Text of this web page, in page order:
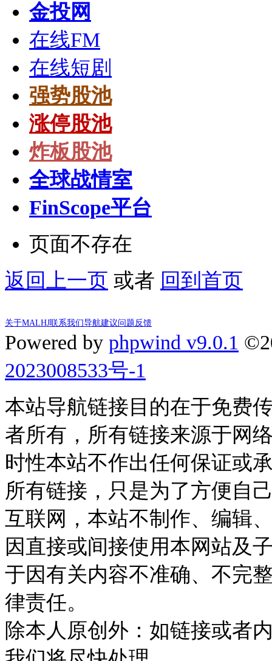
金投网
在线FM
在线短剧
强势股池
涨停股池
炸板股池
全球战情室
FinScope平台
页面不存在
返回上一页 或者 回到首页
关于MALHJ联系我们导航建议问题反馈
Powered by phpwind v9.0.1
2023008533号-1
本站导航链接目的在于免费
者所有，所有链接来源于网
时性本站不作出任何保证或
所有链接，只是为了方便自
互联网，本站不制作、编辑
因直接或间接使用本网站及
于因有关内容不准确、不完
律责任。
除本人原创外：如链接或者